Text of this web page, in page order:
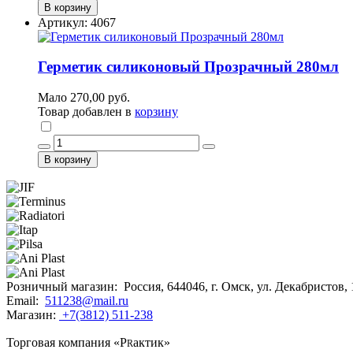
В корзину
Артикул: 4067
Герметик силиконовый Прозрачный 280мл
Мало 270,00 руб.
Товар добавлен в корзину
В корзину
Розничный магазин: Россия, 644046, г. Омск, ул. Декабристов,
Email: 511238@mail.ru
Магазин: +7(3812) 511-238
Торговая компания «Рrактик»